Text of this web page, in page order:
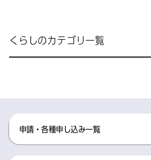
くらしのカテゴリ一覧
申請・各種申し込み一覧​